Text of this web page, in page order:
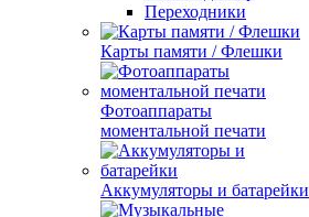
Переходники
Карты памяти / Флешки
Фотоаппараты
моментальной печати
Аккумуляторы и батарейки